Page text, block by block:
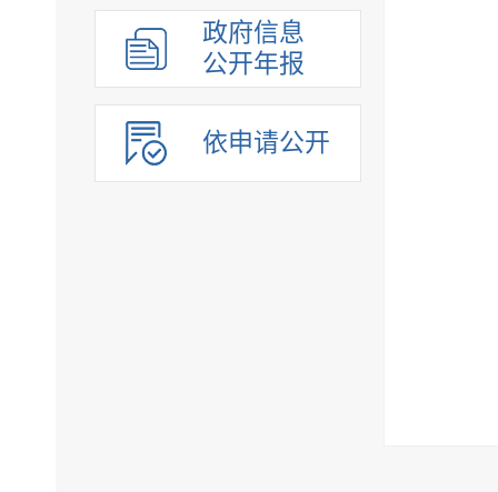
政府信息
公开年报
依申请公开